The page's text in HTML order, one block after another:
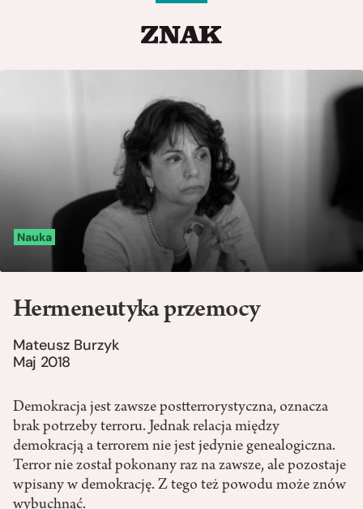
Nauka
Hermeneutyka przemocy
Mateusz Burzyk
Maj 2018
Demokracja jest zawsze postterrorystyczna, oznacza
brak potrzeby terroru. Jednak relacja między
demokracją a terrorem nie jest jedynie genealogiczna.
Terror nie został pokonany raz na zawsze, ale pozostaje
wpisany w demokrację. Z tego też powodu może znów
wybuchnąć.